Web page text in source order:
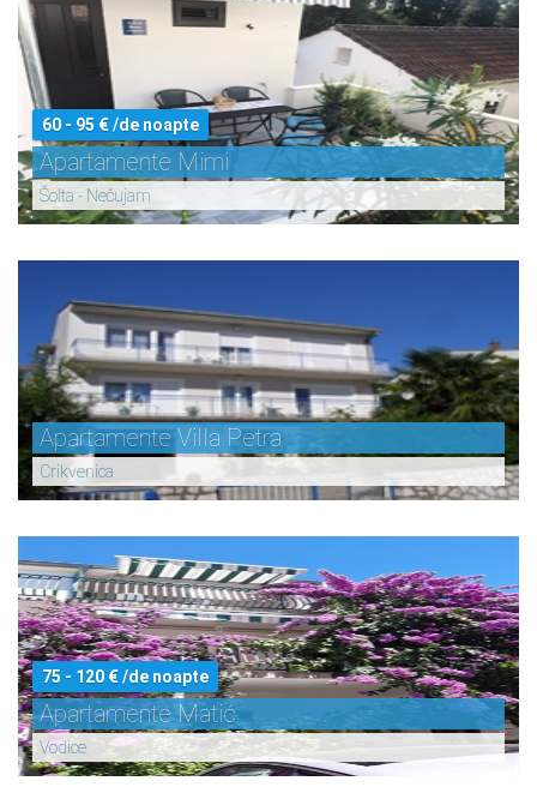
60 - 95 € /de noapte
Apartamente Mimi
Šolta - Nečujam
Apartamente Villa Petra
Crikvenica
75 - 120 € /de noapte
Apartamente Matić
Vodice